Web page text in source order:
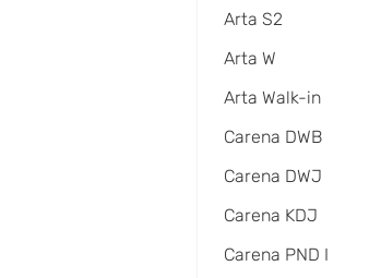
Arta S2
Arta W
Arta Walk-in
Carena DWB
Carena DWJ
Carena KDJ
Carena PND I